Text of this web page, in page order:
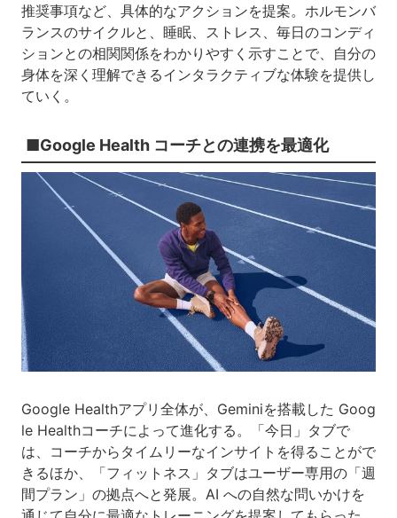
推奨事項など、具体的なアクションを提案。ホルモンバ
ランスのサイクルと、睡眠、ストレス、毎日のコンディ
ションとの相関関係をわかりやすく示すことで、自分の
身体を深く理解できるインタラクティブな体験を提供し
ていく。
■Google Health コーチとの連携を最適化
Google Healthアプリ全体が、Geminiを搭載した Goog
le Healthコーチによって進化する。「今日」タブで
は、コーチからタイムリーなインサイトを得ることがで
きるほか、「フィットネス」タブはユーザー専用の「週
間プラン」の拠点へと発展。AI への自然な問いかけを